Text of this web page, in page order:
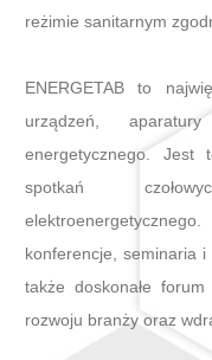
reżimie sanitarnym
ENERGETAB to
urządzeń,
energetycznego. Jest
spotkań
konferencje, seminaria
także doskonałe
rozwoju branży oraz